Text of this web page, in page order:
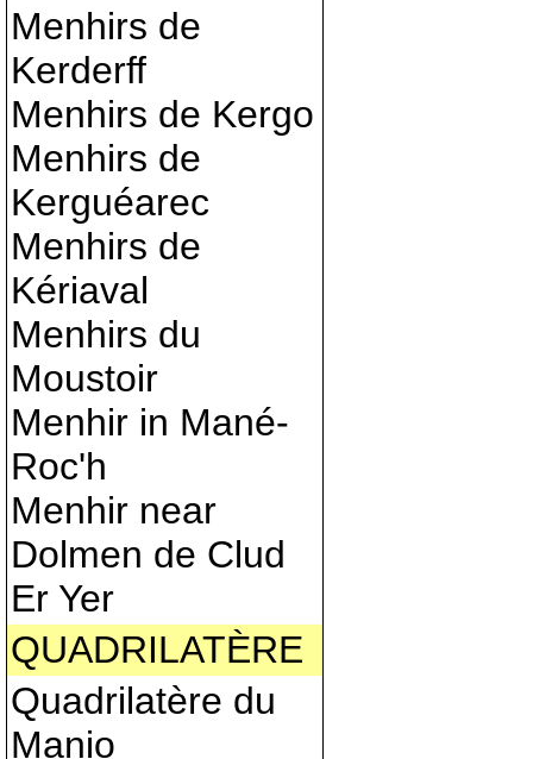
Menhirs de
Kerderff
Menhirs de Kergo
Menhirs de
Kerguéarec
Menhirs de
Kériaval
Menhirs du
Moustoir
Menhir in Mané-
Roc'h
Menhir near
Dolmen de Clud
Er Yer
QUADRILATÈRE
Quadrilatère du
Manio